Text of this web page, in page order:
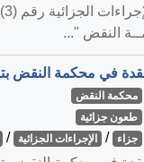
النقض "...
محكمة النقض
طعون جزائية
جزاء / الإجراءات الجزائية /